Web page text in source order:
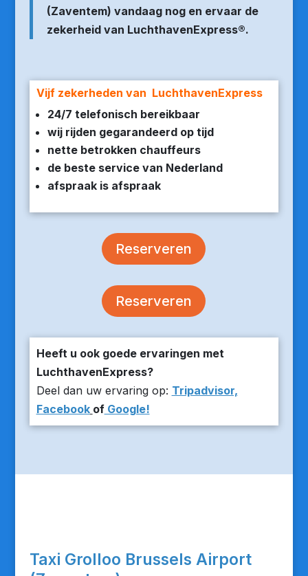
(Zaventem) vandaag nog en ervaar de
zekerheid van LuchthavenExpress®.
Vijf zekerheden van LuchthavenExpress
24/7 telefonisch bereikbaar
wij rijden gegarandeerd op tijd
nette betrokken chauffeurs
de beste service van Nederland
afspraak is afspraak
Reserveren
Reserveren
Heeft u ook goede ervaringen met
LuchthavenExpress?
Deel dan uw ervaring op: Tripadvisor,
Facebook ofGoogle!
Taxi Grolloo Brussels Airport